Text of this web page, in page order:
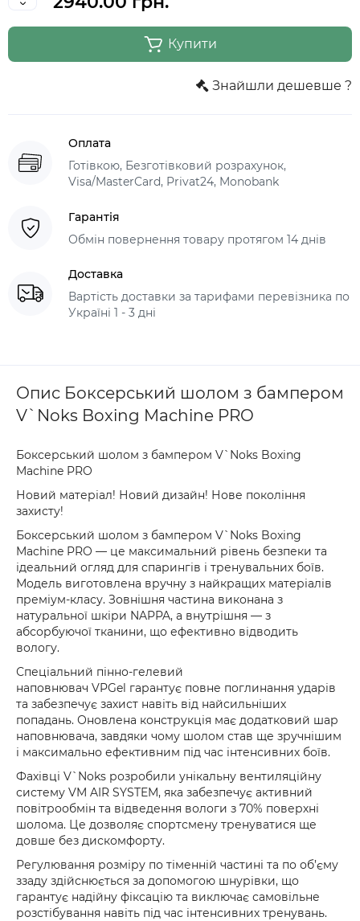
Купити
Знайшли дешевше ?
Оплата
Готівкою, Безготівковий розрахунок,
Visa/MasterCard, Privat24, Monobank
Гарантія
Обмін повернення товару протягом 14 днів
Доставка
Вартість доставки за тарифами перевізника по
Україні 1 - 3 дні
Опис Боксерський шолом з бампером
V`Noks Boxing Machine PRO
Боксерський шолом з бампером V`Noks Boxing
Machine PRO
Новий матеріал! Новий дизайн! Нове покоління
захисту!
Боксерський шолом з бампером V`Noks Boxing
Machine PRO — це максимальний рівень безпеки та
ідеальний огляд для спарингів і тренувальних боїв.
Модель виготовлена вручну з найкращих матеріалів
преміум-класу. Зовнішня частина виконана з
натуральної шкіри NAPPA, а внутрішня — з
абсорбуючої тканини, що ефективно відводить
вологу.
Спеціальний пінно-гелевий
наповнювач VPGel гарантує повне поглинання ударів
та забезпечує захист навіть від найсильніших
попадань. Оновлена конструкція має додатковий шар
наповнювача, завдяки чому шолом став ще зручнішим
і максимально ефективним під час інтенсивних боїв.
Фахівці V`Noks розробили унікальну вентиляційну
систему VM AIR SYSTEM, яка забезпечує активний
повітрообмін та відведення вологи з 70% поверхні
шолома. Це дозволяє спортсмену тренуватися ще
довше без дискомфорту.
Регулювання розміру по тіменній частині та по об’єму
ззаду здійснюється за допомогою шнурівки, що
гарантує надійну фіксацію та виключає самовільне
розстібування навіть під час інтенсивних тренувань.